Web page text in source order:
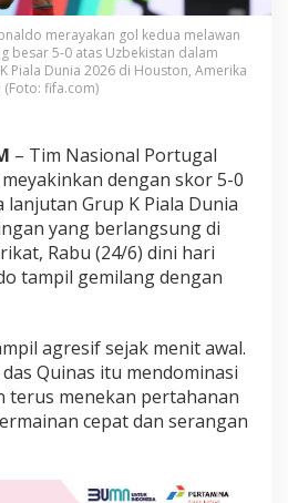
merayakan gol kedua melawan
besar 5-0 atas Uzbekistan dalam
Piala Dunia 2026 di Houston, Amerika
(Foto: fifa.com)
– Tim Nasional Portugal
dengan skor 5-0
lanjutan Grup K Piala Dunia
yang berlangsung di
Rabu (24/6) dini hari
tampil gemilang dengan
agresif sejak menit awal.
Quinas itu mendominasi
terus menekan pertahanan
cepat dan serangan